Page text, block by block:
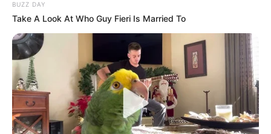
10 Desain Kanopi Tempat
Tidur, Serasa Beristirahat di
Kamar Raja
BUZZ DAY
Take A Look At Who Guy Fieri Is Married To